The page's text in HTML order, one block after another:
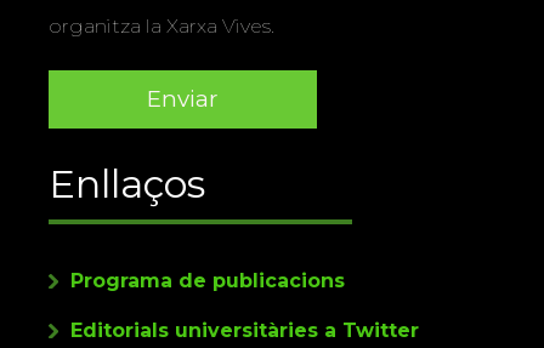
organitza la Xarxa Vives.
Enllaços
Programa de publicacions
Editorials universitàries a Twitter